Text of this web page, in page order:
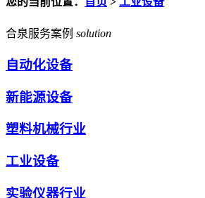
合泉服务案例 solution
自动化设备
新能源设备
塑料机械行业
工业设备
实验仪器行业